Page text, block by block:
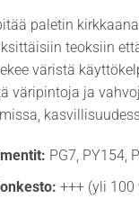
paletin
teoksiin
väristä
väripintoja ja
PG7, PY154,
+++ (yli 100